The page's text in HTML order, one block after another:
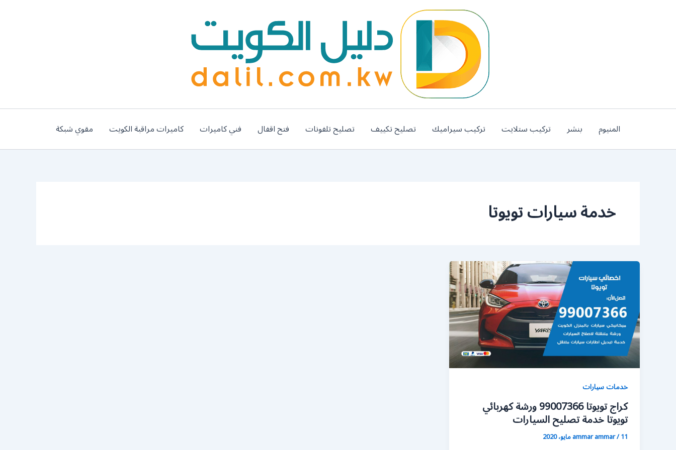
المنيوم بنشر تركيب ستلايت تركيب سيراميك تصليح تكييف تصليح تلفونات فتح اقفال فني كاميرات كاميرات مراقبة الكويت مقوي شبكة
خدمة سيارات تويوتا
خدمات سيارات
كراج تويوتا 99007366 ورشة كهربائي
تويوتا خدمة تصليح السيارات
ammar ammar/11 مايو، 2020